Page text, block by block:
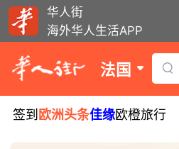
华人街
海外华人生活APP
法国
签到 欧洲头条佳缘欧橙旅行